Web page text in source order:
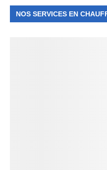
NOS SERVICES EN